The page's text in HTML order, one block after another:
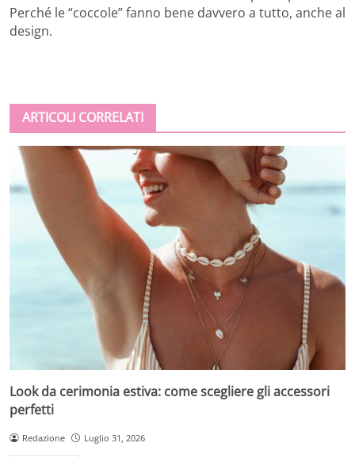
Perché le “coccole” fanno bene davvero a tutto, anche al
design.
ARTICOLI CORRELATI
Look da cerimonia estiva: come scegliere gli accessori
perfetti
Redazione Luglio 31, 2026